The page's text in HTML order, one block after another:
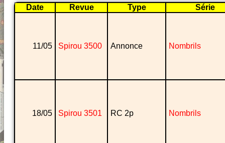
Date Revue Type Série
11/05 Spirou 3500 Annonce Nombrils
18/05 Spirou 3501 RC 2p Nombrils